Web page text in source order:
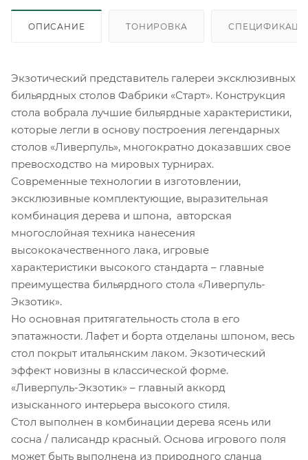
ОПИСАНИЕ ТОНИРОВКА
Экзотический представитель галереи эксклюзивных
бильярдных столов Фабрики «Старт». Конструкция
стола вобрала лучшие бильярдные характеристики,
которые легли в основу построения легендарных
столов «Ливерпуль», многократно доказавших свое
превосходство на мировых турнирах.
Современные технологии в изготовлении,
эксклюзивные комплектующие, выразительная
комбинация дерева и шпона, авторская
многослойная техника нанесения
высококачественного лака, игровые
характеристики высокого стандарта – главные
преимущества бильярдного стола «Ливерпуль-
Экзотик».
Но основная притягательность стола в его
эпатажности. Лафет и борта отделаны шпоном, весь
стол покрыт итальянским лаком. Экзотический
эффект новизны в классической форме.
«Ливерпуль-Экзотик» – главный аккорд
изысканного интерьера высокого стиля.
Стол выполнен в комбинации дерева ясень или
сосна / палисандр красный. Основа игрового поля
может быть выполнена из природного сланца